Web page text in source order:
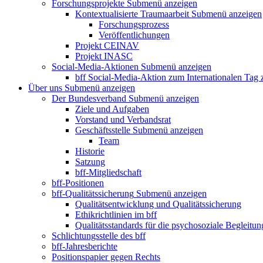
Forschungsprojekte Submenü anzeigen
Kontextualisierte Traumaarbeit Submenü anzeigen
Forschungsprozess
Veröffentlichungen
Projekt CEINAV
Projekt INASC
Social-Media-Aktionen Submenü anzeigen
bff Social-Media-Aktion zum Internationalen Tag
Über uns Submenü anzeigen
Der Bundesverband Submenü anzeigen
Ziele und Aufgaben
Vorstand und Verbandsrat
Geschäftsstelle Submenü anzeigen
Team
Historie
Satzung
bff-Mitgliedschaft
bff-Positionen
bff-Qualitätssicherung Submenü anzeigen
Qualitätsentwicklung und Qualitätssicherung
Ethikrichtlinien im bff
Qualitätsstandards für die psychosoziale
Schlichtungsstelle des bff
bff-Jahresberichte
Positionspapier gegen Rechts